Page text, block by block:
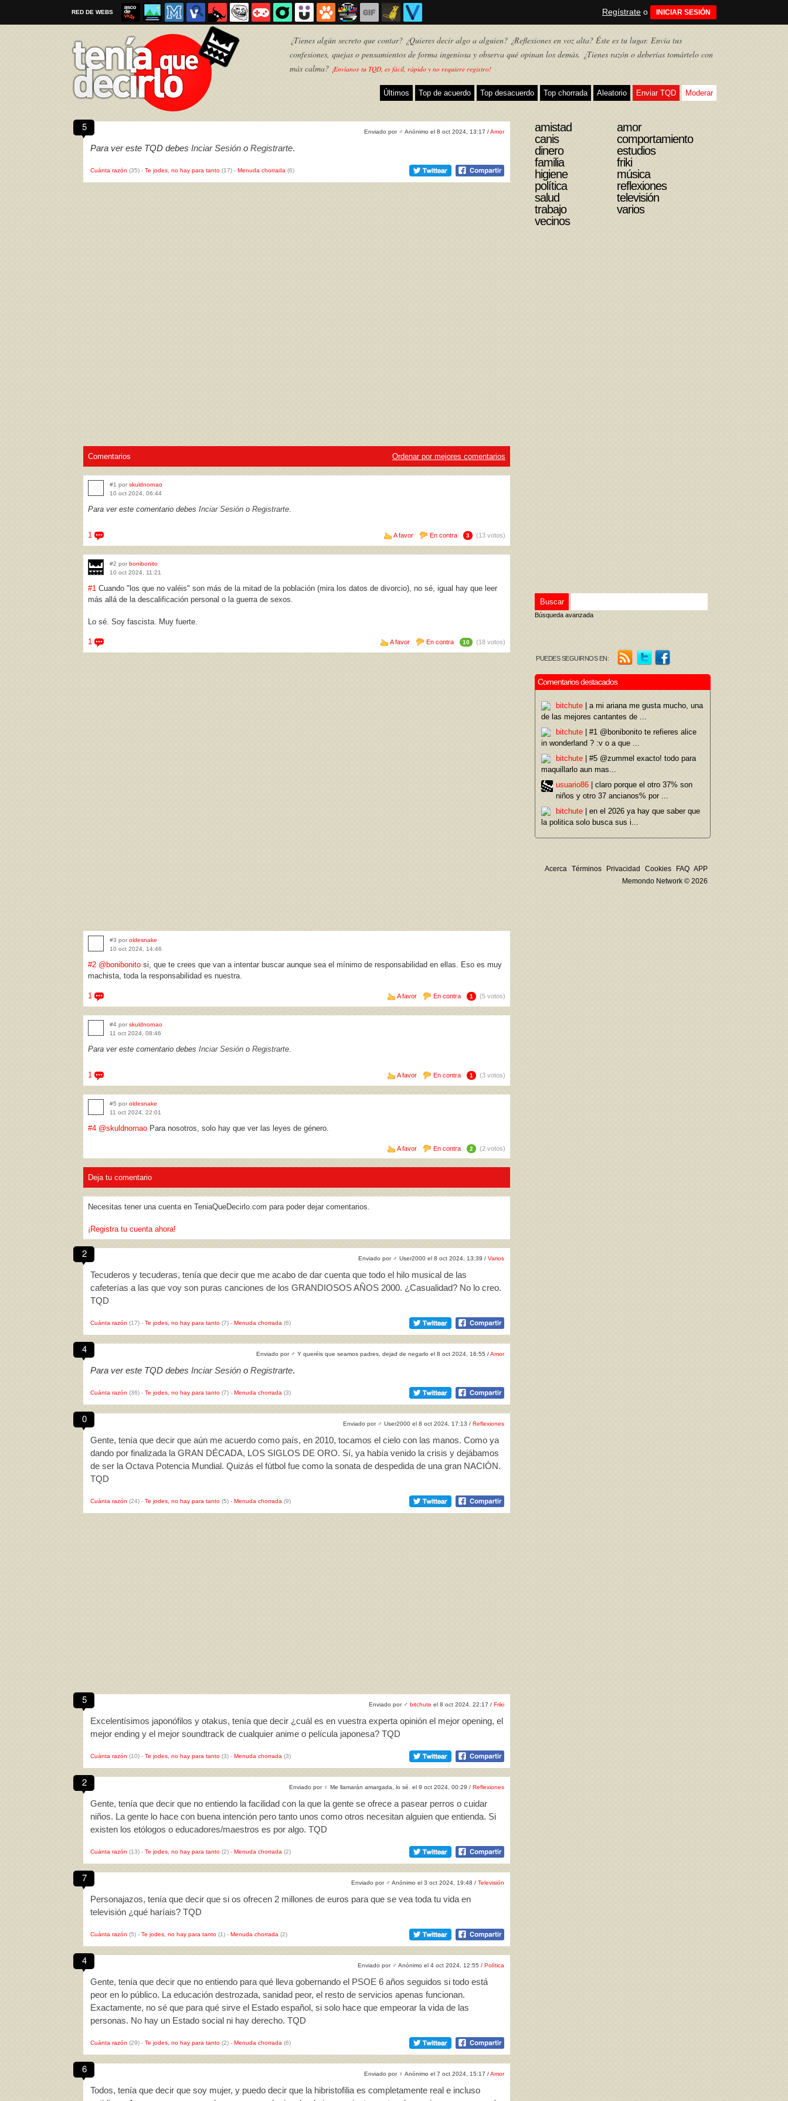
RED DE WEBS Regístrate o INICIAR SESIÓN
¿Tienes algún secreto que contar? ¿Quieres decir algo a alguien? ¿Reflexiones en voz alta? Éste es tu lugar. Envía tus
confesiones, quejas o pensamientos de forma ingeniosa y observa qué opinan los demás. ¿Tienes razón o deberías tomártelo con
más calma? ¡Envíanos tu TQD, es fácil, rápido y no requiere registro!
Últimos Top de acuerdo Top desacuerdo Top chorrada Aleatorio Enviar TQD Moderar
5 Enviado por ♂ Anónimo el 8 oct 2024, 13:17 /Amor
Para ver este TQD debes Inciar Sesión o Registrarte.
Cuánta razón (35) - Te jodes, no hay para tanto (17) - Menuda chorrada (6)
Comentarios Ordenar por mejores comentarios
#1 por skuldnornao
10 oct 2024, 06:44
Para ver este comentario debes Inciar Sesión o Registrarte.
1 A favor En contra 3 (13 votos)
#2 por bonibonito
10 oct 2024, 11:21
#1 Cuando "los que no valéis" son más de la mitad de la población (mira los datos de divorcio), no sé, igual hay que leer
más allá de la descalificación personal o la guerra de sexos.
Lo sé. Soy fascista. Muy fuerte.
1 A favor En contra 10 (18 votos)
#3 por oldesnake
10 oct 2024, 14:46
#2 @bonibonito si, que te crees que van a intentar buscar aunque sea el mínimo de responsabilidad en ellas. Eso es muy
machista, toda la responsabilidad es nuestra.
1 A favor En contra 1 (5 votos)
#4 por skuldnornao
11 oct 2024, 08:46
Para ver este comentario debes Inciar Sesión o Registrarte.
1 A favor En contra 1 (3 votos)
#5 por oldesnake
11 oct 2024, 22:01
#4 @skuldnornao Para nosotros, solo hay que ver las leyes de género.
A favor En contra 2 (2 votos)
Deja tu comentario
Necesitas tener una cuenta en TeniaQueDecirlo.com para poder dejar comentarios.
¡Registra tu cuenta ahora!
2 Enviado por ♂ User2000 el 8 oct 2024, 13:39 / Varios
Tecuderos y tecuderas, tenía que decir que me acabo de dar cuenta que todo el hilo musical de las
cafeterías a las que voy son puras canciones de los GRANDIOSOS AÑOS 2000. ¿Casualidad? No lo creo.
TQD
Cuánta razón (17) - Te jodes, no hay para tanto (7) - Menuda chorrada (6)
4 Enviado por ♂ Y queréis que seamos padres, dejad de negarlo el 8 oct 2024, 16:55 /Amor
Para ver este TQD debes Inciar Sesión o Registrarte.
Cuánta razón (36) - Te jodes, no hay para tanto (7) - Menuda chorrada (3)
0 Enviado por ♂ User2000 el 8 oct 2024, 17:13 / Reflexiones
Gente, tenía que decir que aún me acuerdo como país, en 2010, tocamos el cielo con las manos. Como ya
dando por finalizada la GRAN DÉCADA, LOS SIGLOS DE ORO. Sí, ya había venido la crisis y dejábamos
de ser la Octava Potencia Mundial. Quizás el fútbol fue como la sonata de despedida de una gran NACIÓN.
TQD
Cuánta razón (24) - Te jodes, no hay para tanto (5) - Menuda chorrada (9)
5 Enviado por ♂ bitchute el 8 oct 2024, 22:17 / Friki
Excelentísimos japonófilos y otakus, tenía que decir ¿cuál es en vuestra experta opinión el mejor opening, el
mejor ending y el mejor soundtrack de cualquier anime o película japonesa? TQD
Cuánta razón (10) - Te jodes, no hay para tanto (3) - Menuda chorrada (3)
2 Enviado por ♀ Me llamarán amargada, lo sé. el 9 oct 2024, 00:29 / Reflexiones
Gente, tenía que decir que no entiendo la facilidad con la que la gente se ofrece a pasear perros o cuidar
niños. La gente lo hace con buena intención pero tanto unos como otros necesitan alguien que entienda. Si
existen los etólogos o educadores/maestros es por algo. TQD
Cuánta razón (13) - Te jodes, no hay para tanto (2) - Menuda chorrada (2)
7 Enviado por ♂ Anónimo el 3 oct 2024, 19:48 / Televisión
Personajazos, tenía que decir que si os ofrecen 2 millones de euros para que se vea toda tu vida en
televisión ¿qué haríais? TQD
Cuánta razón (5) - Te jodes, no hay para tanto (1) - Menuda chorrada (2)
4 Enviado por ♂ Anónimo el 4 oct 2024, 12:55 / Política
Gente, tenía que decir que no entiendo para qué lleva gobernando el PSOE 6 años seguidos si todo está
peor en lo público. La educación destrozada, sanidad peor, el resto de servicios apenas funcionan.
Exactamente, no sé que para qué sirve el Estado español, si solo hace que empeorar la vida de las
personas. No hay un Estado social ni hay derecho. TQD
Cuánta razón (29) - Te jodes, no hay para tanto (2) - Menuda chorrada (6)
6 Enviado por ♀ Anónimo el 7 oct 2024, 15:17 /Amor
Todos, tenía que decir que soy mujer, y puedo decir que la hibristofilia es completamente real e incluso
amistad
amor
canis
comportamiento
dinero
estudios
familia
friki
higiene
música
política
reflexiones
salud
televisión
trabajo
varios
vecinos
Búsqueda avanzada
PUEDES SEGUIRNOS EN:
Comentarios destacados
bitchute | a mi ariana me gusta mucho, una
de las mejores cantantes de ...
bitchute | #1 @bonibonito te refieres alice
in wonderland ? :v o a que ...
bitchute | #5 @zummel exacto! todo para
maquillarlo aun mas...
usuario86 | claro porque el otro 37% son
niños y otro 37 ancianos% por ...
bitchute | en el 2026 ya hay que saber que
la politica solo busca sus i...
Acerca Términos Privacidad Cookies FAQ APP
Memondo Network © 2026